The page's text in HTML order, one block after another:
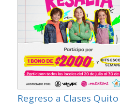
Regreso a Clases Quito